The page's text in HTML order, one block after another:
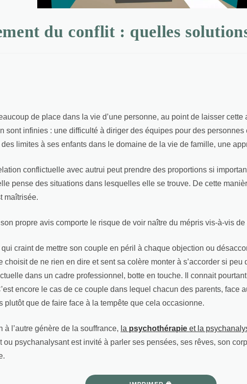
du conflit : quelles
de place dans la vie d’une personne, au point de laisser
sont infinies : une difficulté à diriger des équipes pour des
limites à ses enfants dans le domaine de la vie de famille, une
conflictuelle avec autrui peut prendre des proportions si
pense des situations dans lesquelles elle se trouve. De cette
maîtrisée.
propre avis comporte le risque de voir naître du mépris vis-à-vis de
qui craint de mettre son couple en péril à chaque objection ou
choisit de ne rien en dire et sent sa colère monter à s’accorder si
dans un cadre professionnel, botte en touche. Il connait
encore le cas de ce couple dans lequel chacun des parents, face
que de faire face à la tempête que cela occasionne.
à l’autre génère de la souffrance, la psychothérapie et la
ou psychanalysant est invité à parler ses pensées, ses rêves, son